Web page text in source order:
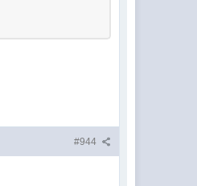
#944